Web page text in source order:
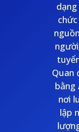
Quan
bằng
nơi
lập